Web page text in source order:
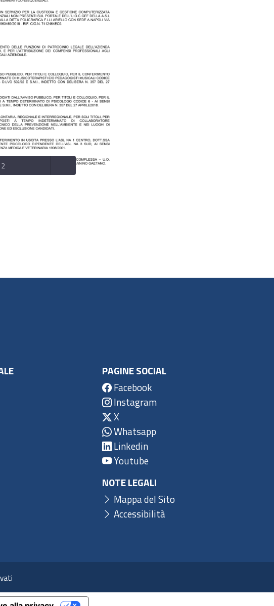
PAGINE SOCIAL
Facebook
Instagram
X
Whatsapp
Linkedin
Youtube
NOTE LEGALI
Mappa del Sito
Accessibilità